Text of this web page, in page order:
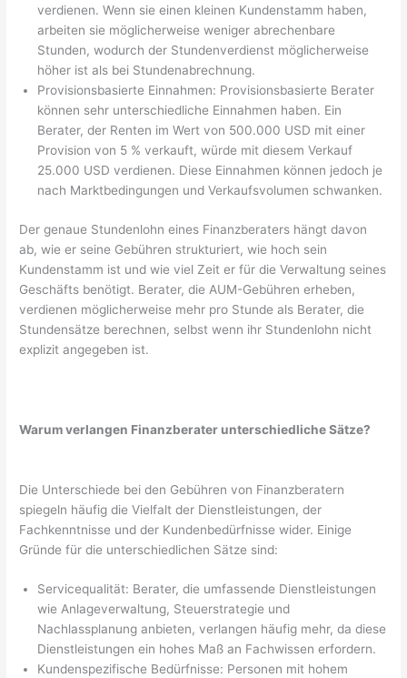
verdienen. Wenn sie einen kleinen Kundenstamm haben,
arbeiten sie möglicherweise weniger abrechenbare
Stunden, wodurch der Stundenverdienst möglicherweise
höher ist als bei Stundenabrechnung.
Provisionsbasierte Einnahmen: Provisionsbasierte Berater
können sehr unterschiedliche Einnahmen haben. Ein
Berater, der Renten im Wert von 500.000 USD mit einer
Provision von 5 % verkauft, würde mit diesem Verkauf
25.000 USD verdienen. Diese Einnahmen können jedoch je
nach Marktbedingungen und Verkaufsvolumen schwanken.
Der genaue Stundenlohn eines Finanzberaters hängt davon
ab, wie er seine Gebühren strukturiert, wie hoch sein
Kundenstamm ist und wie viel Zeit er für die Verwaltung seines
Geschäfts benötigt. Berater, die AUM-Gebühren erheben,
verdienen möglicherweise mehr pro Stunde als Berater, die
Stundensätze berechnen, selbst wenn ihr Stundenlohn nicht
explizit angegeben ist.
Warum verlangen Finanzberater unterschiedliche Sätze?
Die Unterschiede bei den Gebühren von Finanzberatern
spiegeln häufig die Vielfalt der Dienstleistungen, der
Fachkenntnisse und der Kundenbedürfnisse wider. Einige
Gründe für die unterschiedlichen Sätze sind:
Servicequalität: Berater, die umfassende Dienstleistungen
wie Anlageverwaltung, Steuerstrategie und
Nachlassplanung anbieten, verlangen häufig mehr, da diese
Dienstleistungen ein hohes Maß an Fachwissen erfordern.
Kundenspezifische Bedürfnisse: Personen mit hohem